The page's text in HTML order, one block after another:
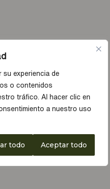
su experiencia de
o contenidos
tráfico. Al hacer clic en
a nuestro uso
todo Aceptar todo